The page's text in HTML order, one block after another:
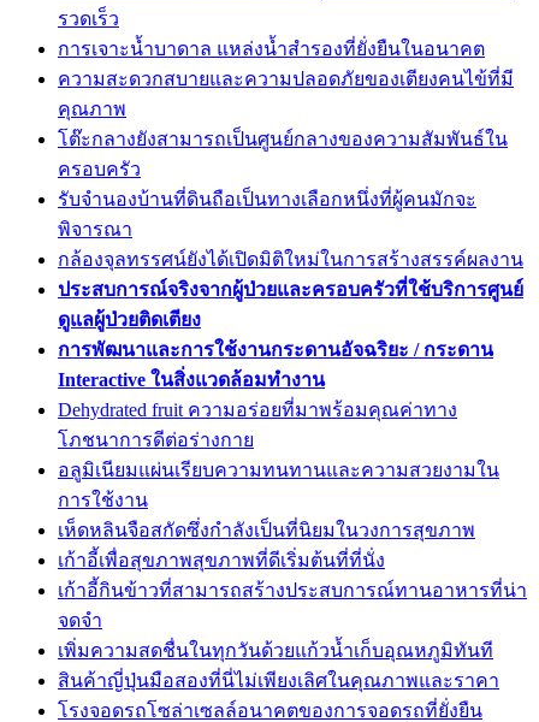
รวดเร็ว
การเจาะน้ำบาดาล แหล่งน้ำสำรองที่ยั่งยืนในอนาคต
ความสะดวกสบายและความปลอดภัยของเตียงคนไข้ที่มี
คุณภาพ
โต๊ะกลางยังสามารถเป็นศูนย์กลางของความสัมพันธ์ใน
ครอบครัว
รับจำนองบ้านที่ดินถือเป็นทางเลือกหนึ่งที่ผู้คนมักจะ
พิจารณา
กล้องจุลทรรศน์ยังได้เปิดมิติใหม่ในการสร้างสรรค์ผลงาน
ประสบการณ์จริงจากผู้ป่วยและครอบครัวที่ใช้บริการศูนย์
ดูแลผู้ป่วยติดเตียง
การพัฒนาและการใช้งานกระดานอัจฉริยะ / กระดาน
Interactive ในสิ่งแวดล้อมทำงาน
Dehydrated fruit ความอร่อยที่มาพร้อมคุณค่าทาง
โภชนาการดีต่อร่างกาย
อลูมิเนียมแผ่นเรียบความทนทานและความสวยงามใน
การใช้งาน
เห็ดหลินจือสกัดซึ่งกำลังเป็นที่นิยมในวงการสุขภาพ
เก้าอี้เพื่อสุขภาพสุขภาพที่ดีเริ่มต้นที่ที่นั่ง
เก้าอี้กินข้าวที่สามารถสร้างประสบการณ์ทานอาหารที่น่า
จดจำ
เพิ่มความสดชื่นในทุกวันด้วยแก้วน้ำเก็บอุณหภูมิทันที
สินค้าญี่ปุ่นมือสองที่นี่ไม่เพียงเลิศในคุณภาพและราคา
โรงจอดรถโซล่าเซลล์อนาคตของการจอดรถที่ยั่งยืน